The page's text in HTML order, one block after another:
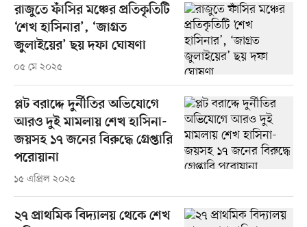
রাজুতে ফাঁসির মঞ্চের প্রতিকৃতিটি
‘শেখ হাসিনার’, ‘জাগ্রত
জুলাইয়ের’ ছয় দফা ঘোষণা
০৫ মে ২০২৫
প্লট বরাদ্দে দুর্নীতির অভিযোগে
আরও দুই মামলায় শেখ হাসিনা-
জয়সহ ১৭ জনের বিরুদ্ধে গ্রেপ্তারি
পরোয়ানা
১৫ এপ্রিল ২০২৫
২৭ প্রাথমিক বিদ্যালয় থেকে শেখ